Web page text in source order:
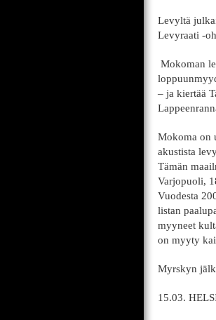
Levyltä
Levyraati -
Mokoman
– ja kiertää
Mokoma on
akustista
Tämän
Varjopuoli,
Vuodesta
listan
myyneet
on myyty
Myrskyn
15.03.